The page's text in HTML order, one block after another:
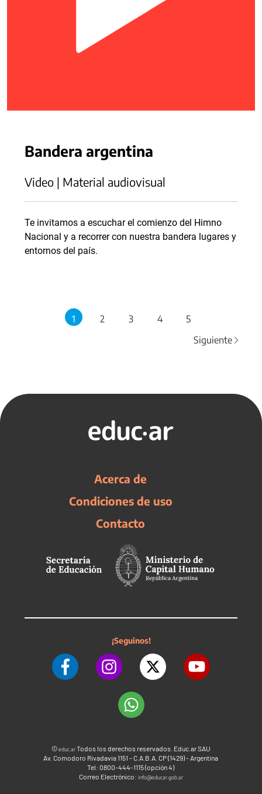
Bandera argentina
Video | Material audiovisual
Te invitamos a escuchar el comienzo del Himno
Nacional y a recorrer con nuestra bandera lugares y
entornos del país.
1 2 3 4
5
Siguiente
Acerca de
Condiciones de uso
Contacto
¡Seguinos!
©educ.arTodos los derechos reservados. Educ.ar SAU
Av. Comodoro Rivadavia 1151 - C.A.B.A. CP (1429) - Argentina
Tel: 0800-444-1115 (opción 4)
Correo Electrónico: info@educar.gob.ar